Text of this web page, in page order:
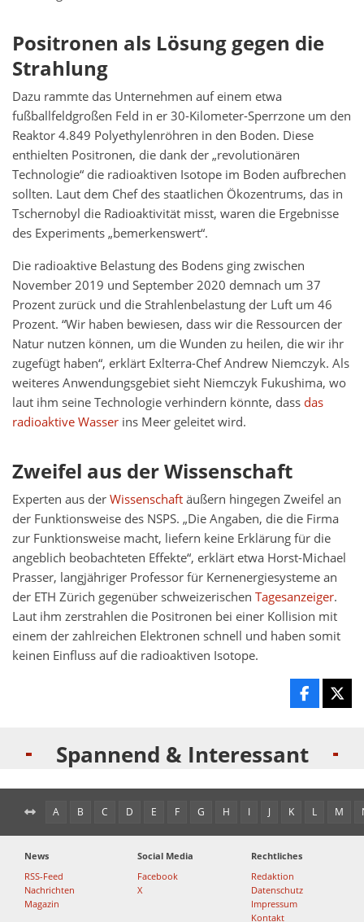
Positronen als Lösung gegen die
Strahlung
Dazu rammte das Unternehmen auf einem etwa
fußballfeldgroßen Feld in er 30-Kilometer-Sperrzone um den
Reaktor 4.849 Polyethylenröhren in den Boden. Diese
enthielten Positronen, die dank der „revolutionären
Technologie“ die radioaktiven Isotope im Boden aufbrechen
sollten. Laut dem Chef des staatlichen Ökozentrums, das in
Tschernobyl die Radioaktivität misst, waren die Ergebnisse
des Experiments „bemerkenswert“.
Die radioaktive Belastung des Bodens ging zwischen
November 2019 und September 2020 demnach um 37
Prozent zurück und die Strahlenbelastung der Luft um 46
Prozent. “Wir haben bewiesen, dass wir die Ressourcen der
Natur nutzen können, um die Wunden zu heilen, die wir ihr
zugefügt haben“, erklärt Exlterra-Chef Andrew Niemczyk. Als
weiteres Anwendungsgebiet sieht Niemczyk Fukushima, wo
laut ihm seine Technologie verhindern könnte, dass das
radioaktive Wasser ins Meer geleitet wird.
Zweifel aus der Wissenschaft
Experten aus derWissenschaftäußern hingegen Zweifel an
der Funktionsweise des NSPS. „Die Angaben, die die Firma
zur Funktionsweise macht, liefern keine Erklärung für die
angeblich beobachteten Effekte“, erklärt etwa Horst-Michael
Prasser, langjähriger Professor für Kernenergiesysteme an
der ETH Zürich gegenüber schweizerischen Tagesanzeiger.
Laut ihm zerstrahlen die Positronen bei einer Kollision mit
einem der zahlreichen Elektronen schnell und haben somit
keinen Einfluss auf die radioaktiven Isotope.
Spannend & Interessant
A B C D E F G H I J K L M
News
RSS-Feed
Nachrichten
Magazin
Social Media
Facebook
X
Rechtliches
Redaktion
Datenschutz
Impressum
Kontakt